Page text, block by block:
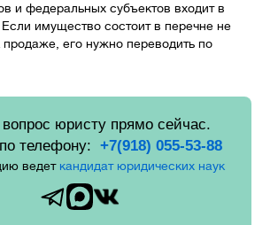
и федеральных субъектов входит в
имущество состоит в перечне не
его нужно переводить по
юристу прямо сейчас.
телефону: +7(918) 055-53-88
ведет кандидат юридических наук